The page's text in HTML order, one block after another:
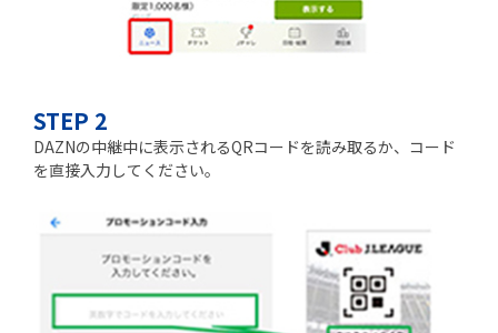
STEP 2
DAZNの中継中に表示されるQRコードを読み取るか、コード
を直接入力してください。